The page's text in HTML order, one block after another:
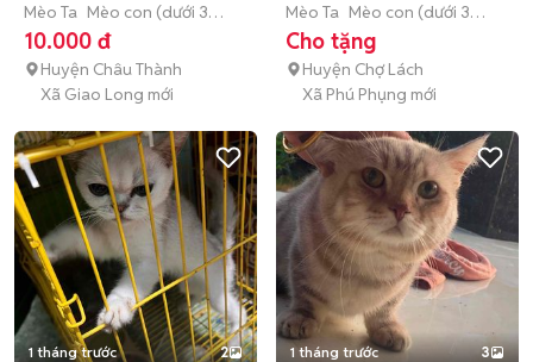
Mèo Ta Mèo con (dưới 3
tháng tuổi)
10.000 đ
Huyện Châu Thành
Xã Giao Long mới
Mèo Ta Mèo con (dưới 3
tháng tuổi)
Cho tặng
Huyện Chợ Lách
Xã Phú Phụng mới
1 tháng trước 2 1 tháng trước 3